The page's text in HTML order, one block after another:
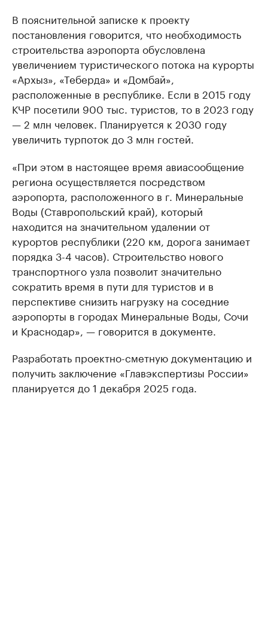
В пояснительной записке к проекту
постановления говорится, что необходимость
строительства аэропорта обусловлена
увеличением туристического потока на курорты
«Архыз», «Теберда» и «Домбай»,
расположенные в республике. Если в 2015 году
КЧР посетили 900 тыс. туристов, то в 2023 году
— 2 млн человек. Планируется к 2030 году
увеличить турпоток до 3 млн гостей.
«При этом в настоящее время авиасообщение
региона осуществляется посредством
аэропорта, расположенного в г. Минеральные
Воды (Ставропольский край), который
находится на значительном удалении от
курортов республики (220 км, дорога занимает
порядка 3-4 часов). Строительство нового
транспортного узла позволит значительно
сократить время в пути для туристов и в
перспективе снизить нагрузку на соседние
аэропорты в городах Минеральные Воды, Сочи
и Краснодар», — говорится в документе.
Разработать проектно-сметную документацию и
получить заключение «Главэкспертизы России»
планируется до 1 декабря 2025 года.